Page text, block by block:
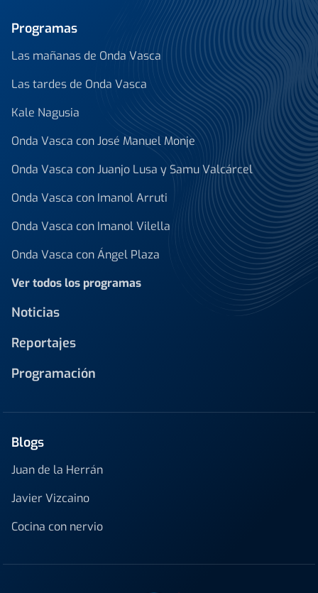
Programas
Las mañanas de Onda Vasca
Las tardes de Onda Vasca
Kale Nagusia
Onda Vasca con José Manuel Monje
Onda Vasca con Juanjo Lusa y Samu Valcárcel
Onda Vasca con Imanol Arruti
Onda Vasca con Imanol Vilella
Onda Vasca con Ángel Plaza
Ver todos los programas
Noticias
Reportajes
Programación
Blogs
Juan de la Herrán
Javier Vizcaino
Cocina con nervio